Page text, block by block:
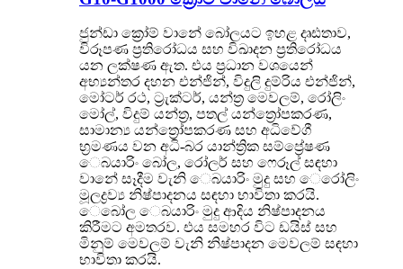
ජුන්ඩා ක්‍රෝම් වානේ බෝලයට ඉහළ දෘඪතාව,
විරූපණ ප්‍රතිරෝධය සහ විඛාදන ප්‍රතිරෝධය
යන ලක්ෂණ ඇත. එය ප්‍රධාන වශයෙන්
අභ්‍යන්තර දහන එන්ජින්, විදුලි දුම්රිය එන්ජින්,
මෝටර් රථ, ට්‍රැක්ටර්, යන්ත්‍ර මෙවලම්, රෝලිං
මෝල්, විදුම් යන්ත්‍ර, පතල් යන්ත්‍රෝපකරණ,
සාමාන්‍ය යන්ත්‍රෝපකරණ සහ අධිවේගී
භ්‍රමණය වන අධි-බර යාන්ත්‍රික සම්ප්‍රේෂණ
ෙබයාරිං බෝල, රෝලර් සහ ෆෙරූල් සඳහා
වානේ සෑදීම වැනි ෙබයාරිං මුදු සහ ෙරෝලිං
මූලද්‍රව්‍ය නිෂ්පාදනය සඳහා භාවිතා කරයි.
ෙබෝල ෙබයාරිං මුදු ආදිය නිෂ්පාදනය
කිරීමට අමතරව. එය සමහර විට ඩයිස් සහ
මිනුම් මෙවලම් වැනි නිෂ්පාදන මෙවලම් සඳහා
භාවිතා කරයි.